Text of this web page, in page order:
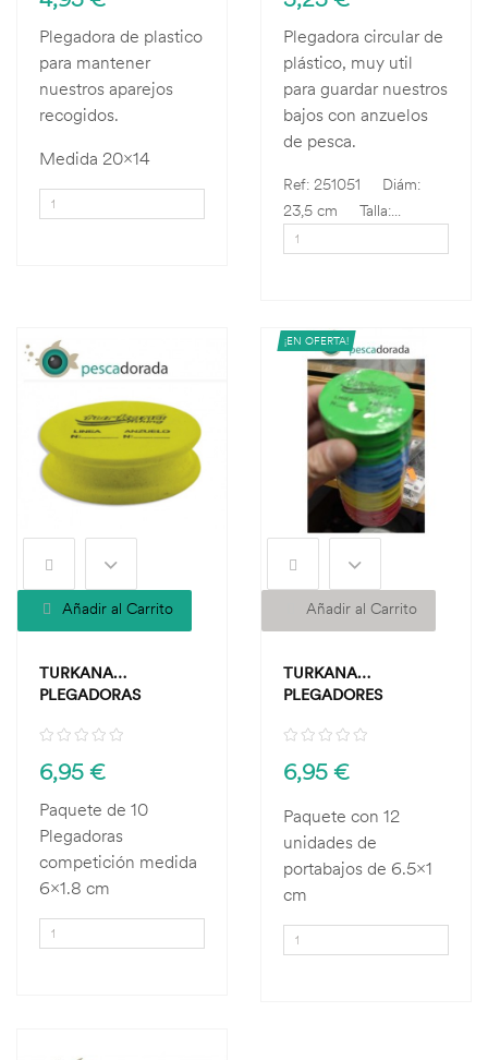
Plegadora de plastico
para mantener
nuestros aparejos
recogidos.
Medida 20x14
Plegadora circular de
plástico, muy util
para guardar nuestros
bajos con anzuelos
de pesca.
Ref: 251051 Diám:
23,5 cm Talla:...
Añadir al Carrito
TURKANA
PLEGADORAS
6,95 €
Paquete de 10
Plegadoras
competición medida
6x1.8 cm
¡EN OFERTA!
Añadir al Carrito
TURKANA
PLEGADORES
6,95 €
Paquete con 12
unidades de
portabajos de 6.5x1
cm